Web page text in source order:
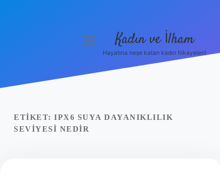
Yasal Uyarı
menüyü
Kadın ve İlham
Hayatına neşe katan kadın hikayeleri!
ETIKET: IPX6 SUYA DAYANIKLILIK
SEVIYESI NEDIR